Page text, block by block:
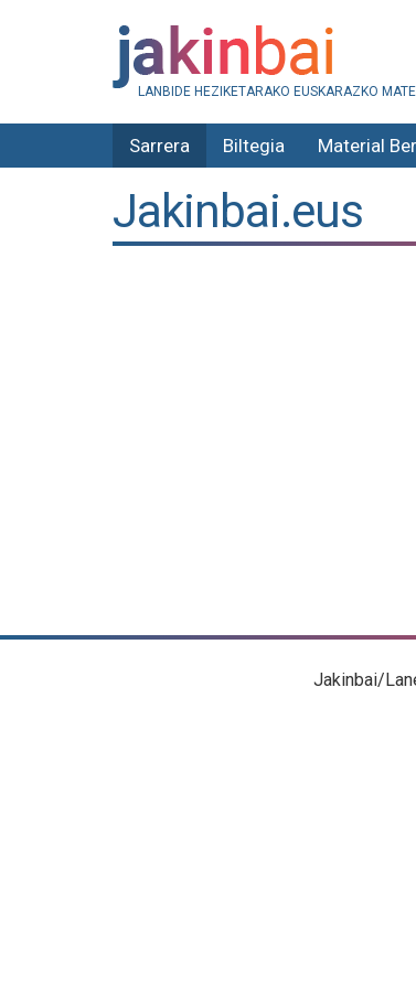
LANBIDE HEZIKETARAKO EUSKARAZKO
Sarrera Biltegia Material
Jakinbai.eus
Jakinbai/